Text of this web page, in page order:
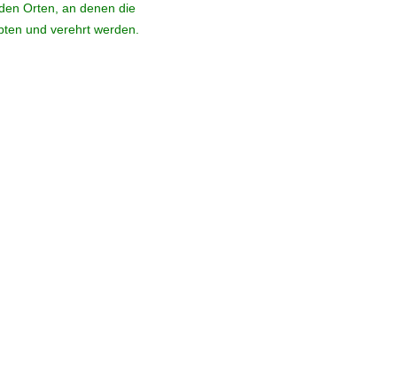
Orten, an denen die
und verehrt werden.